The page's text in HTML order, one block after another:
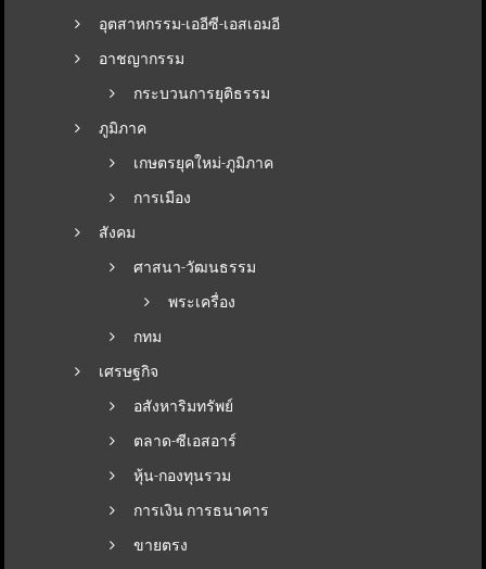
อุตสาหกรรม-เออีซี-เอสเอมอี
อาชญากรรม
กระบวนการยุติธรรม
ภูมิภาค
เกษตรยุคใหม่-ภูมิภาค
การเมือง
สังคม
ศาสนา-วัฒนธรรม
พระเครื่อง
กทม
เศรษฐกิจ
อสังหาริมทรัพย์
ตลาด-ซีเอสอาร์
หุ้น-กองทุนรวม
การเงิน การธนาคาร
ขายตรง